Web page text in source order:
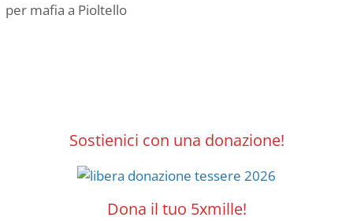
per mafia a Pioltello
Sostienici con una donazione!
Dona il tuo 5xmille!